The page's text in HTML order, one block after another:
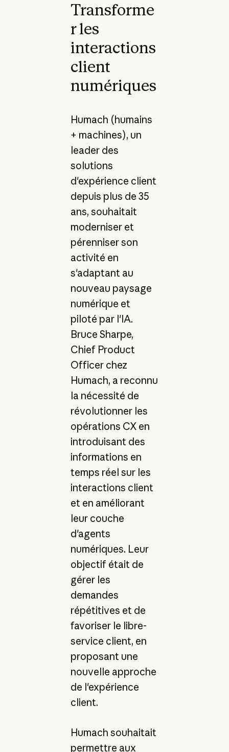
Transforme
r les
interactions
client
numériques
Humach (humains
+ machines), un
leader des
solutions
d'expérience client
depuis plus de 35
ans, souhaitait
moderniser et
pérenniser son
activité en
s'adaptant au
nouveau paysage
numérique et
piloté par l'IA.
Bruce Sharpe,
Chief Product
Officer chez
Humach, a reconnu
la nécessité de
révolutionner les
opérations CX en
introduisant des
informations en
temps réel sur les
interactions client
et en améliorant
leur couche
d'agents
numériques. Leur
objectif était de
gérer les
demandes
répétitives et de
favoriser le libre-
service client, en
proposant une
nouvelle approche
de l'expérience
client.
Humach souhaitait
permettre aux